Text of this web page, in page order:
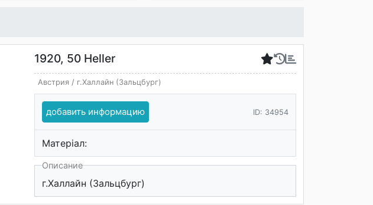
1920, 50 Heller
Австрия / г.Халлайн (Зальцбург)
добавить информацию ID: 34954
Матеріал:
Описание
г.Халлайн (Зальцбург)